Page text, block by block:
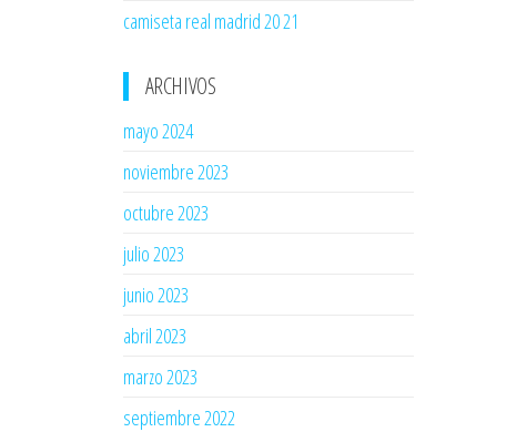
camiseta real madrid 20 21
ARCHIVOS
mayo 2024
noviembre 2023
octubre 2023
julio 2023
junio 2023
abril 2023
marzo 2023
septiembre 2022